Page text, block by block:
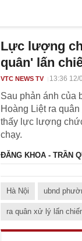
Lực lượng
quân' lấn
VTC NEWS TV 13:36 12/
Sau phản ánh của
Hoàng Liệt ra
thấy lực lượng
chạy.
ĐĂNG KHOA - TRẦN
Hà Nội ubnd
ra quân xử lý lấn